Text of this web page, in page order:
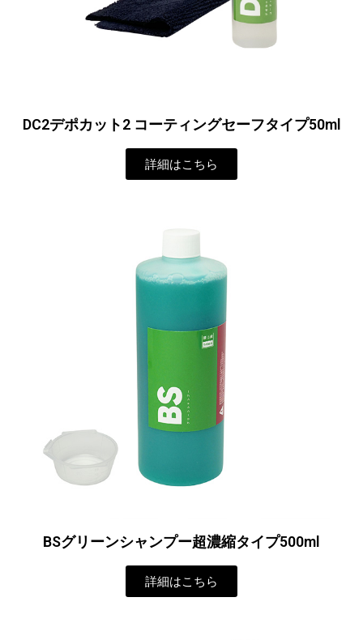
DC2デポカット2 コーティングセーフタイプ50ml
詳細はこちら
BSグリーンシャンプー超濃縮タイプ500ml
詳細はこちら